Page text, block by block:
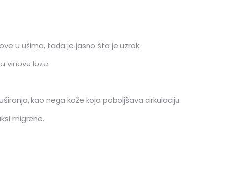
u ušima, tada je jasno šta je uzrok.
vinove loze.
kao nega kože koja poboljšava cirkulaciju.
migrene.